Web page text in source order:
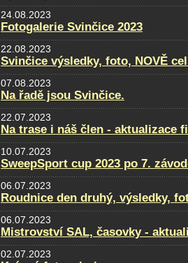
24.08.2023
Fotogalerie Svinčice 2023
22.08.2023
Svinčice výsledky, foto, NOVĚ
07.08.2023
Na řadě jsou Svinčice.
22.07.2023
Na trase i náš člen - aktualizace
10.07.2023
SweepSport cup 2023 po 7.
06.07.2023
Roudnice den druhý, výsledky,
06.07.2023
Mistrovství SAL, časovky -
02.07.2023